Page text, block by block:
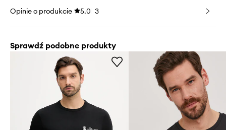
Opinie o produkcie 5.0 3
Sprawdź podobne produkty